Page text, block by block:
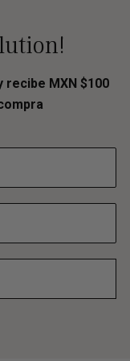
recibe MXN $100